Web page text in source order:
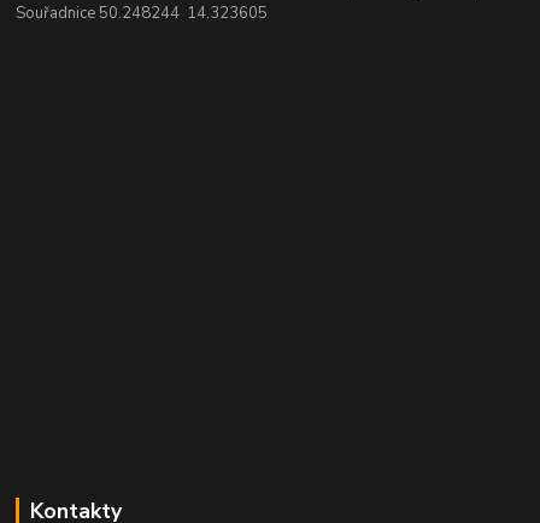
Souřadnice 50.248244 14.323605
Kontakty